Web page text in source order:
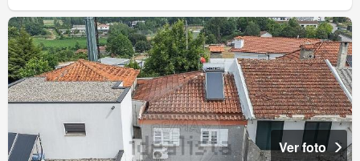
Ver foto